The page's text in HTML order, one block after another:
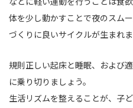
体を少し動かすことで夜のスム
づくりに良いサイクルが生まれま
規則正しい起床と睡眠、および
に乗り切りましょう。
生活リズムを整えることが、子